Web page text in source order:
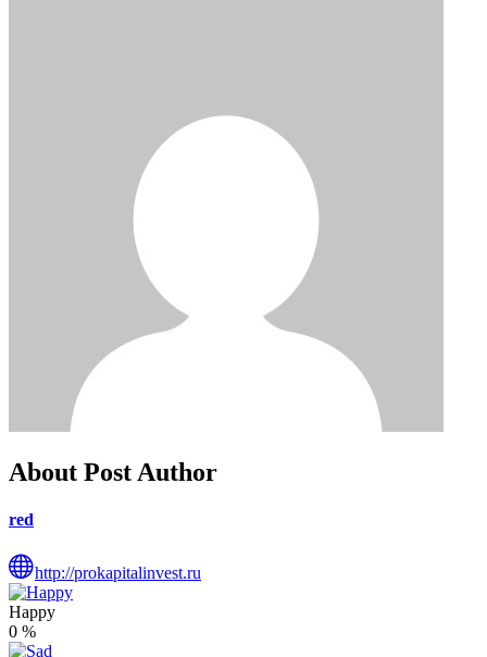
About Post Author
red
http://prokapitalinvest.ru
Happy
0 %